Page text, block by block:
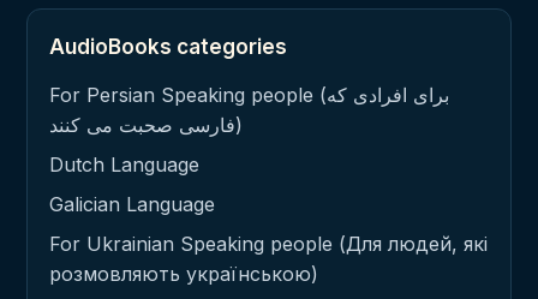
AudioBooks categories
For Persian Speaking people (برای افرادی که
فارسی صحبت می کنند)
Dutch Language
Galician Language
For Ukrainian Speaking people (Для людей, які
розмовляють українською)